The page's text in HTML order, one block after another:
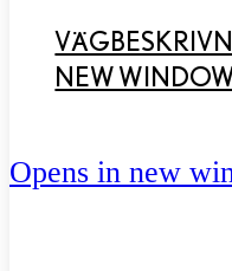
NEW
Opens in new